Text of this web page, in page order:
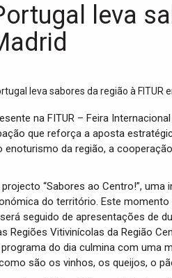
leva
na FITUR – Feira
que reforça a aposta
da região, a
“Sabores ao Centro!”, uma
do território. Este
seguido de apresentações de
Regiões Vitivinícolas da Região
programa do dia culmina com uma
são os vinhos, os queijos, o